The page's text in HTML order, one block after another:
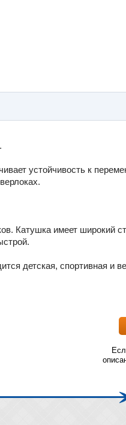
устойчивость к
Катушка имеет широкий
детская, спортивная и